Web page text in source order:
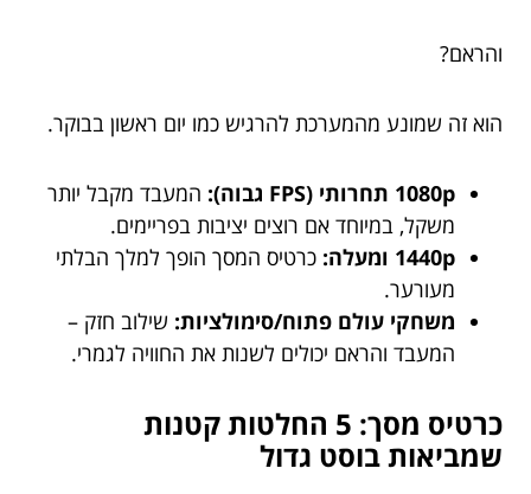
והראם?
הוא זה שמונע מהמערכת להרגיש כמו יום ראשון בבוקר.
1080p תחרותי (FPS גבוה):
המעבד מקבל יותר
משקל, במיוחד אם רוצים יציבות בפריימים.
1440p ומעלה:
כרטיס המסך הופך למלך הבלתי
מעורער.
משחקי עולם פתוח/סימולציות: שילוב חזק –
המעבד והראם יכולים לשנות את החוויה לגמרי.
כרטיס מסך: 5 החלטות קטנות
שמביאות בוסט גדול